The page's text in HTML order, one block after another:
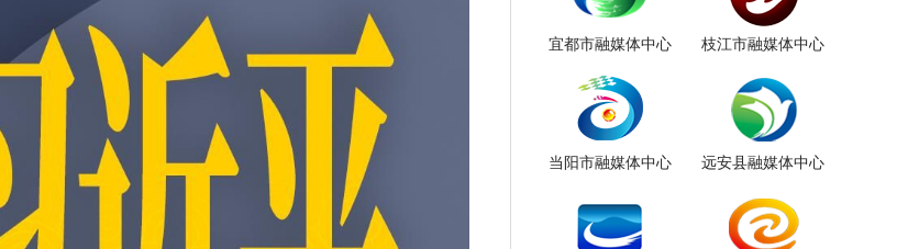
宜都市融媒体中心 枝江市融媒体中心
当阳市融媒体中心 远安县融媒体中心